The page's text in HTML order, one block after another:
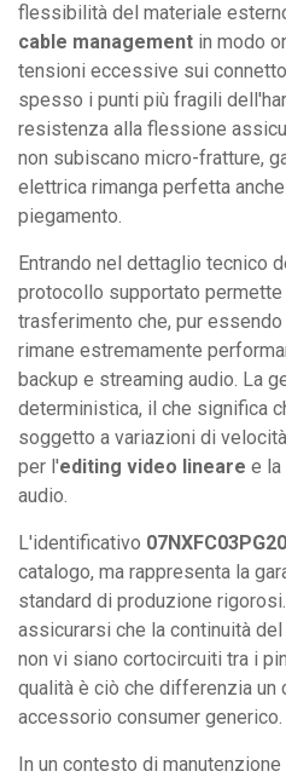
flessibilità del materiale
cable management in modo
tensioni eccessive sui
spesso i punti più fragili
resistenza alla flessione
non subiscano micro-fratture,
elettrica rimanga perfetta
piegamento.
Entrando nel dettaglio tecnico
protocollo supportato permette
trasferimento che, pur
rimane estremamente
backup e streaming audio. La
deterministica, il che significa
soggetto a variazioni di
per l'editing video lineare e
audio.
L'identificativo
catalogo, ma rappresenta la
standard di produzione
assicurarsi che la continuità
non vi siano cortocircuiti tra i
qualità è ciò che differenzia un
accessorio consumer generico.
In un contesto di